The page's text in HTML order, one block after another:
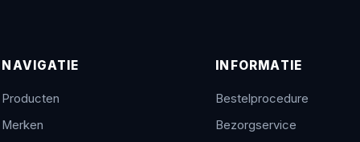
NAVIGATIE
Producten
Merken
INFORMATIE
Bestelprocedure
Bezorgservice